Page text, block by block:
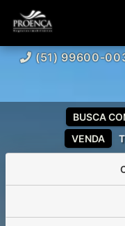
(51) 99600-
VENDA
BUSCA